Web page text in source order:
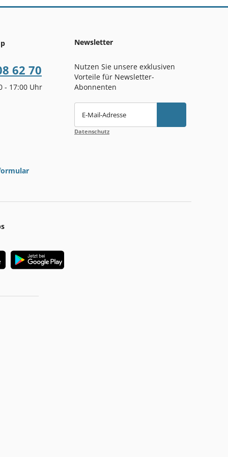
62 70
- 17:00 Uhr
Newsletter
Nutzen Sie unsere exklusiven
Vorteile für Newsletter-
Abonnenten
E-Mail-Adresse
Datenschutz